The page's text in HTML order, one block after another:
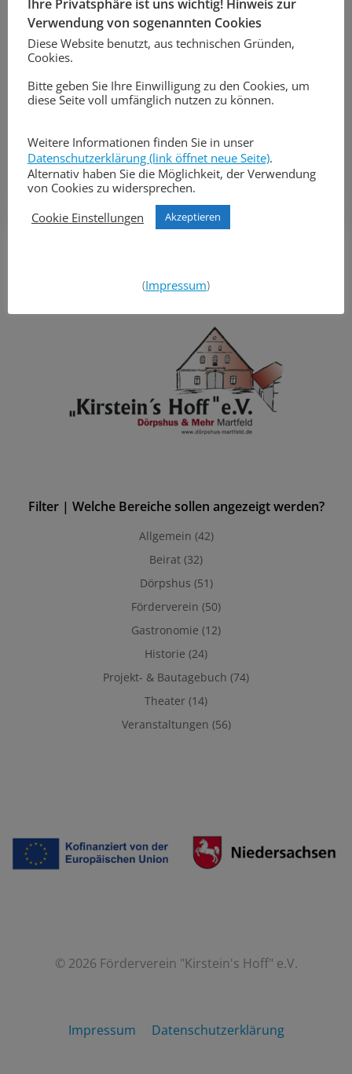
Post
PostNächster Beitrag
Filter | Welche Bereiche sollen angezeigt werden?
Allgemein (42)
Beirat (32)
Dörpshus (51)
Förderverein (50)
Gastronomie (12)
Historie (24)
Projekt- & Bautagebuch (74)
Theater (14)
Veranstaltungen (56)
© 2026 Förderverein "Kirstein's Hoff" e.V.
Impressum Datenschutzerklärung
Ihre Privatsphäre ist uns wichtig! Hinweis zur
Verwendung von sogenannten Cookies
Diese Website benutzt, aus technischen Gründen,
Cookies.
Bitte geben Sie Ihre Einwilligung zu den Cookies, um
diese Seite voll umfänglich nutzen zu können.
Weitere Informationen finden Sie in unser
Datenschutzerklärung (link öffnet neue Seite).
Alternativ haben Sie die Möglichkeit, der Verwendung
von Cookies zu widersprechen.
Cookie Einstellungen
Akzeptieren
(Impressum)